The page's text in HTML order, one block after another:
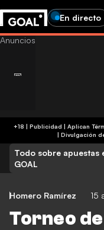
En directo
+18 |
| Divulgación
Todo sobre apuestas
GOAL
Homero Ramírez 15
Torneo